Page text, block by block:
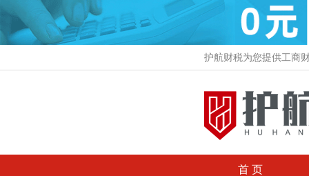
护航财税为您提供工商
首 页